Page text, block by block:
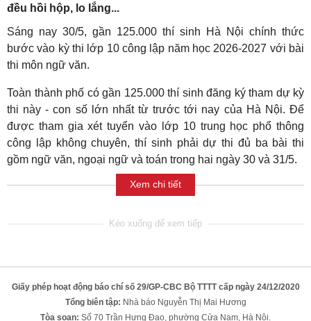
đều hồi hộp, lo lắng...
Sáng nay 30/5, gần 125.000 thí sinh Hà Nội chính thức
bước vào kỳ thi lớp 10 công lập năm học 2026-2027 với bài
thi môn ngữ văn.
Toàn thành phố có gần 125.000 thí sinh đăng ký tham dự kỳ
thi này - con số lớn nhất từ trước tới nay của Hà Nội. Để
được tham gia xét tuyển vào lớp 10 trung học phổ thông
công lập không chuyên, thí sinh phải dự thi đủ ba bài thi
gồm ngữ văn, ngoại ngữ và toán trong hai ngày 30 và 31/5.
Xem chi tiết
Giấy phép hoạt động báo chí số 29/GP-CBC Bộ TTTT cấp ngày 24/12/2020
Tổng biên tập: Nhà báo Nguyễn Thị Mai Hương
Tòa soạn: Số 70 Trần Hưng Đạo, phường Cửa Nam, Hà Nội.